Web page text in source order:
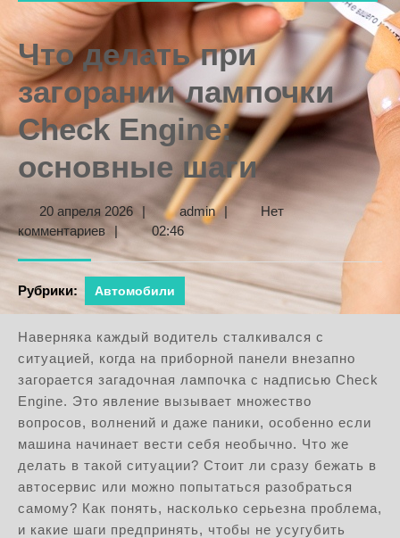
Что делать при
загорании лампочки
Check Engine:
основные шаги
20 апреля 202620
апреля
2026
| adminadmin
|
Нет
комментариев
| 02:46
Рубрики: Автомобили
Наверняка каждый водитель сталкивался с
ситуацией, когда на приборной панели внезапно
загорается загадочная лампочка с надписью Check
Engine. Это явление вызывает множество
вопросов, волнений и даже паники, особенно если
машина начинает вести себя необычно. Что же
делать в такой ситуации? Стоит ли сразу бежать в
автосервис или можно попытаться разобраться
самому? Как понять, насколько серьезна проблема,
и какие шаги предпринять, чтобы не усугубить